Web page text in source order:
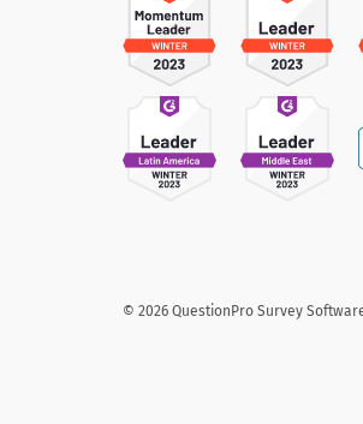
© 2026 QuestionPro Survey